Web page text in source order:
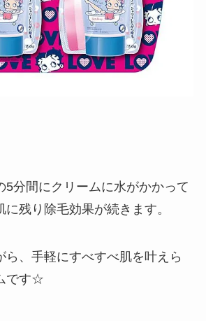
5分間にクリームに水がかかって
に残り除毛効果が続きます。
ら、手軽にすべすべ肌を叶えら
です☆